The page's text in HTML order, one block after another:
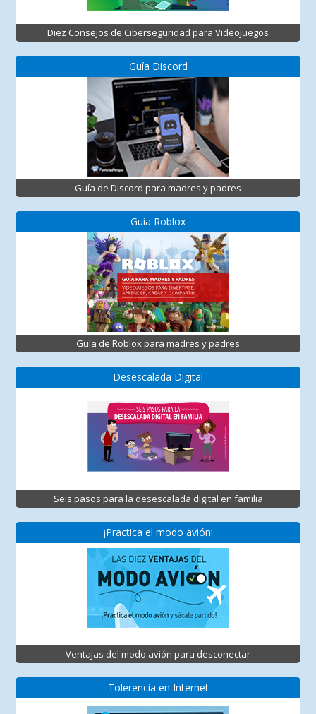
Diez Consejos de Ciberseguridad para Videojuegos
Guía Discord
Guía de Discord para madres y padres
Guía Roblox
Guía de Roblox para madres y padres
Desescalada Digital
Seis pasos para la desescalada digital en familia
¡Practica el modo avión!
Ventajas del modo avión para desconectar
Tolerencia en Internet